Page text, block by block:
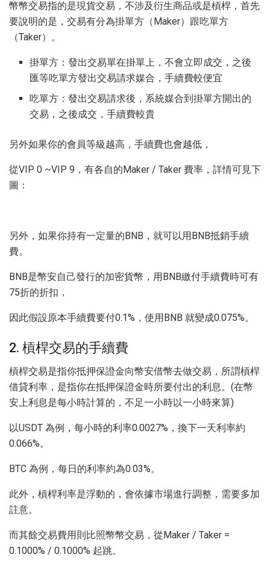
幣幣交易指的是現貨交易，不涉及衍生商品或是槓桿，首先
要說明的是，交易有分為掛單方（Maker）跟吃單方
（Taker）。
掛單方：發出交易單在掛單上，不會立即成交，之後
匯等吃單方發出交易請求媒合，手續費較便宜
吃單方：發出交易請求後，系統媒合到掛單方開出的
交易，之後成交，手續費較貴
另外如果你的會員等級越高，手續費也會越低，
從VIP 0 ~VIP 9，有各自的Maker / Taker 費率，詳情可見下
圖：
另外，如果你持有一定量的BNB，就可以用BNB抵銷手續
費。
BNB是幣安自己發行的加密貨幣，用BNB繳付手續費時可有
75折的折扣，
因此假設原本手續費要付0.1%，使用BNB 就變成0.075%。
2. 槓桿交易的手續費
槓桿交易是指你抵押保證金向幣安借幣去做交易，所謂槓桿
借貸利率，是指你在抵押保證金時所要付出的利息。(在幣
安上利息是每小時計算的，不足一小時以一小時來算)
以USDT 為例，每小時的利率0.0027%，換下一天利率約
0.066%。
BTC 為例，每日的利率約為0.03%。
此外，槓桿利率是浮動的，會依據市場進行調整，需要多加
註意。
而其餘交易費用則比照幣幣交易，從Maker / Taker =
0.1000% / 0.1000% 起跳。